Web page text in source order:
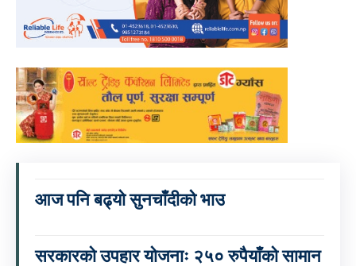
आज पनि बढ्यो सुनचाँदीको भाउ
सरकारको उपहार योजनाः २५० रुपैयाँको सामान